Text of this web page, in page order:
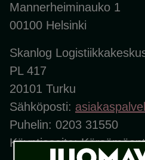
Mannerheiminauko 1
00100 Helsinki
Skanlog
PL 417
20101 Turku
Sähköposti:
Puhelin: 0203 31550
Käyntiosoite: